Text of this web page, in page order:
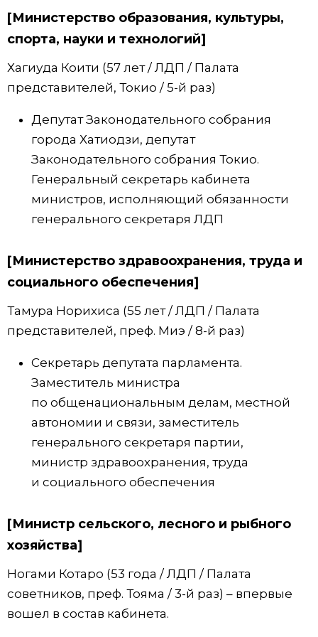
[Министерство образования, культуры,
спорта, науки и технологий]
Хагиуда Коити (57 лет / ЛДП / Палата
представителей, Токио / 5-й раз)
Депутат Законодательного собрания
города Хатиодзи, депутат
Законодательного собрания Токио.
Генеральный секретарь кабинета
министров, исполняющий обязанности
генерального секретаря ЛДП
[Министерство здравоохранения, труда и
социального обеспечения]
Тамура Норихиса (55 лет / ЛДП / Палата
представителей, преф. Миэ / 8-й раз)
Секретарь депутата парламента.
Заместитель министра
по общенациональным делам, местной
автономии и связи, заместитель
генерального секретаря партии,
министр здравоохранения, труда
и социального обеспечения
[Министр сельского, лесного и рыбного
хозяйства]
Ногами Котаро (53 года / ЛДП / Палата
советников, преф. Тояма / 3-й раз) – впервые
вошел в состав кабинета.